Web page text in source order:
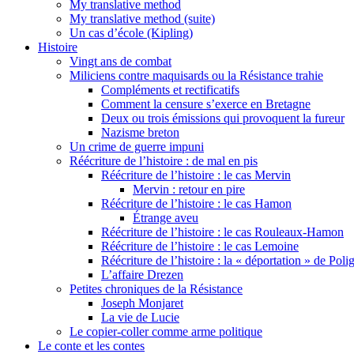
My translative method
My translative method (suite)
Un cas d’école (Kipling)
Histoire
Vingt ans de combat
Miliciens contre maquisards ou la Résistance trahie
Compléments et rectificatifs
Comment la censure s’exerce en Bretagne
Deux ou trois émissions qui provoquent la fureur
Nazisme breton
Un crime de guerre impuni
Réécriture de l’histoire : de mal en pis
Réécriture de l’histoire : le cas Mervin
Mervin : retour en pire
Réécriture de l’histoire : le cas Hamon
Étrange aveu
Réécriture de l’histoire : le cas Rouleaux-Hamon
Réécriture de l’histoire : le cas Lemoine
Réécriture de l’histoire : la « déportation » de
L’affaire Drezen
Petites chroniques de la Résistance
Joseph Monjaret
La vie de Lucie
Le copier-coller comme arme politique
Le conte et les contes